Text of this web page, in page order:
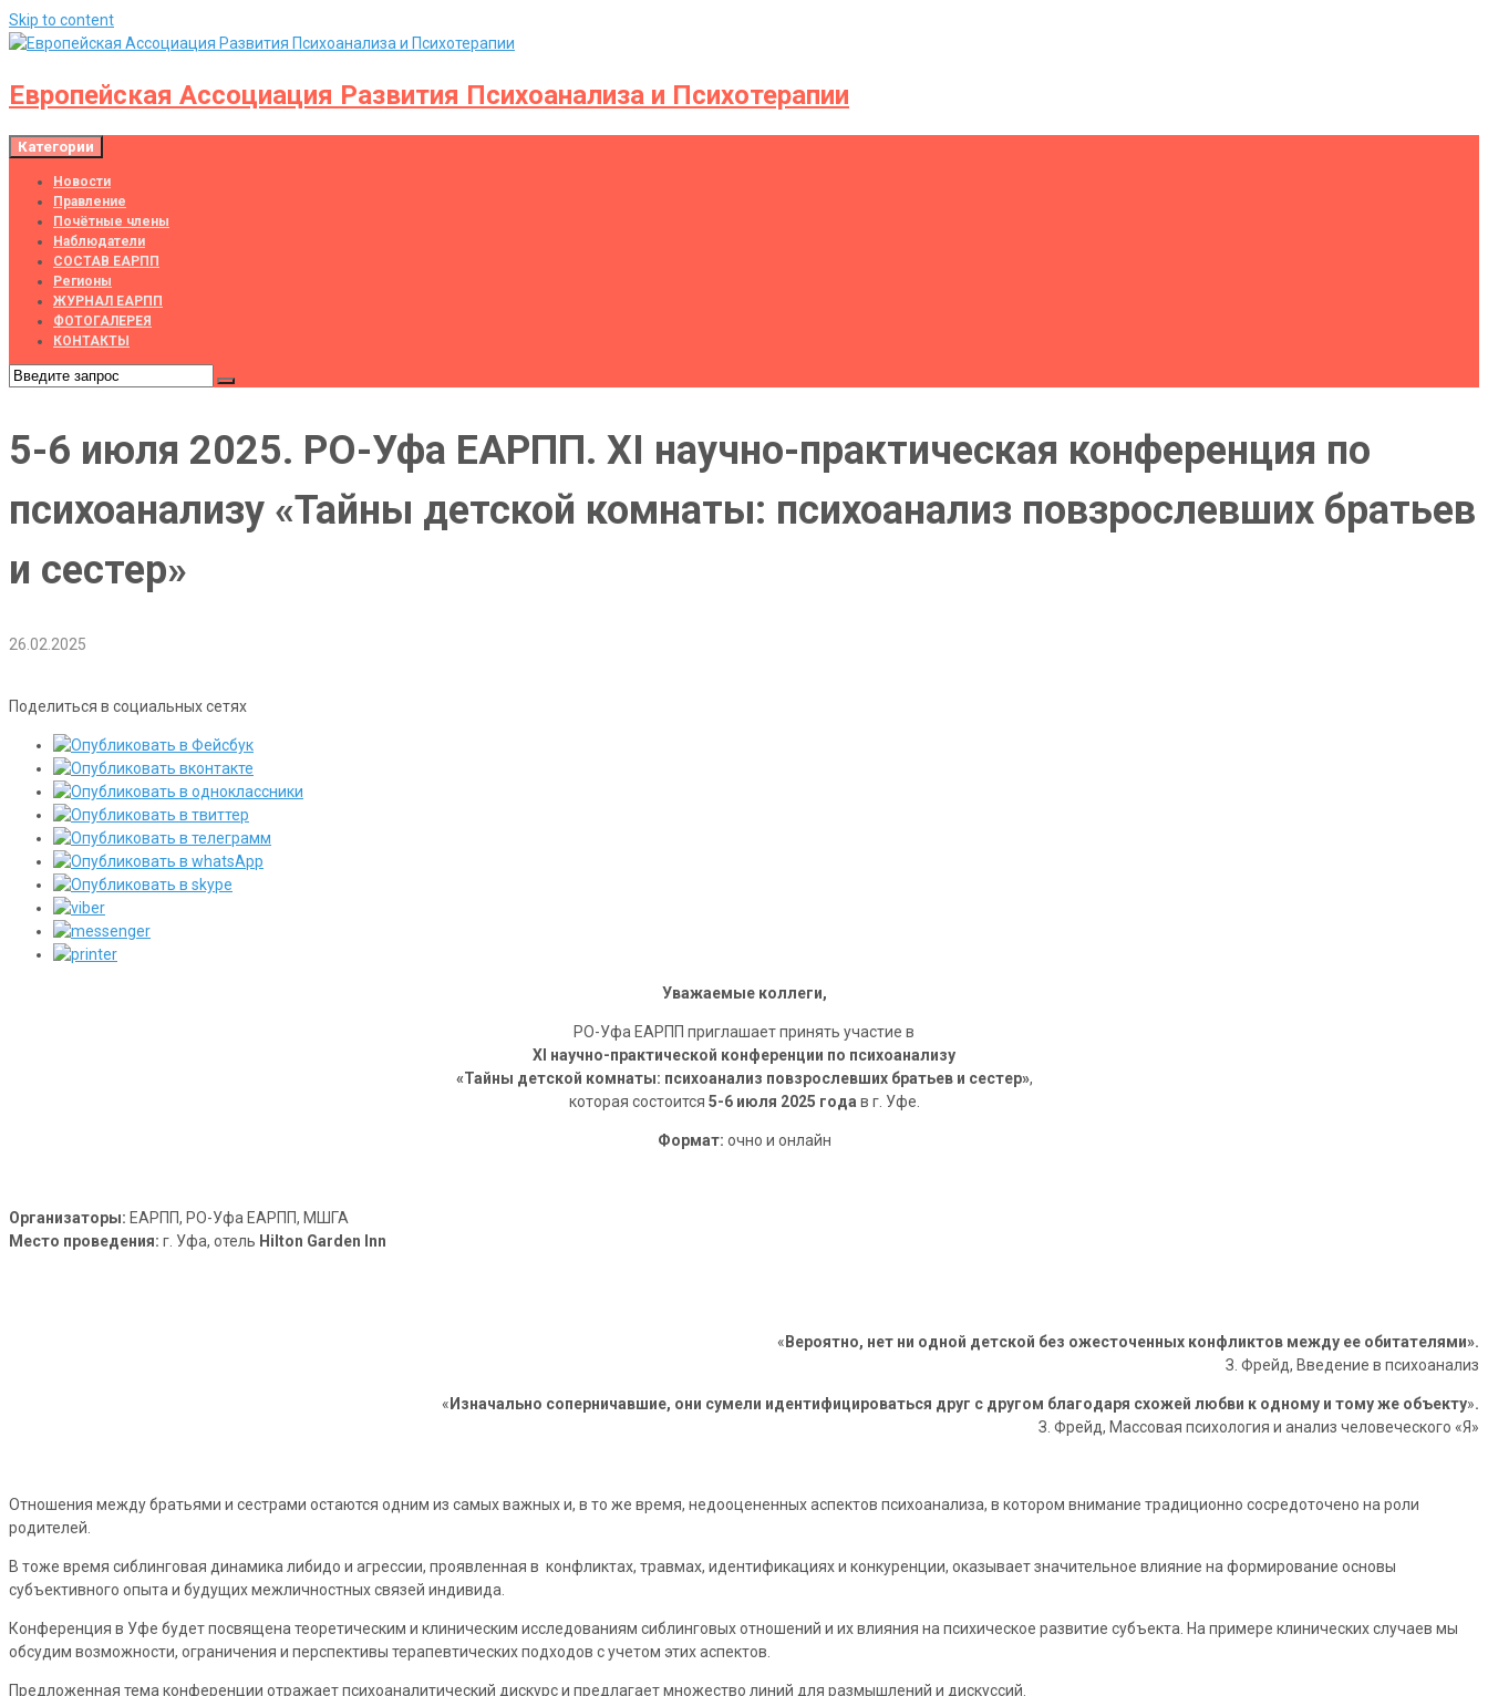
Skip to content
Европейская Ассоциация Развития Психоанализа и Психотерапии
Категории
Новости
Правление
Почётные члены
Наблюдатели
СОСТАВ ЕАРПП
Регионы
ЖУРНАЛ ЕАРПП
ФОТОГАЛЕРЕЯ
КОНТАКТЫ
5-6 июля 2025. РО-Уфа ЕАРПП. XI научно-практическая конференция по
психоанализу «Тайны детской комнаты: психоанализ повзрослевших братьев
и сестер»
26.02.2025
Поделиться в социальных сетях
Уважаемые коллеги,
РО-Уфа ЕАРПП приглашает принять участие в
XI научно-практической конференции по психоанализу
«Тайны детской комнаты: психоанализ повзрослевших братьев и сестер»,
которая состоится 5-6 июля 2025 года в г. Уфе.
Формат: очно и онлайн
Организаторы: ЕАРПП, РО-Уфа ЕАРПП, МШГА
Место проведения: г. Уфа, отель Hilton Garden Inn
« Вероятно, нет ни одной детской без ожесточенных конфликтов между ее обитателями».
З. Фрейд, Введение в психоанализ
« Изначально соперничавшие, они сумели идентифицироваться друг с другом благодаря схожей любви к одному и тому же объекту».
З. Фрейд, Массовая психология и анализ человеческого «Я»
Отношения между братьями и сестрами остаются одним из самых важных и, в то же время, недооцененных аспектов психоанализа, в котором внимание традиционно сосредоточено на роли
родителей.
В тоже время сиблинговая динамика либидо и агрессии, проявленная в конфликтах, травмах, идентификациях и конкуренции, оказывает значительное влияние на формирование основы
субъективного опыта и будущих межличностных связей индивида.
Конференция в Уфе будет посвящена теоретическим и клиническим исследованиям сиблинговых отношений и их влияния на психическое развитие субъекта. На примере клинических случаев мы
обсудим возможности, ограничения и перспективы терапевтических подходов с учетом этих аспектов.
Предложенная тема конференции отражает психоаналитический дискурс и предлагает множество линий для размышлений и дискуссий.